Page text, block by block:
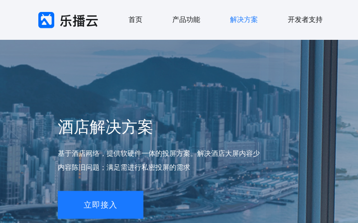
首页 产品功能 解决方案 开发者支持
酒店解决方案
基于酒店网络，提供软硬件一体的投屏方案。解决酒店大屏内容少
内容陈旧问题；满足需进行私密投屏的需求
立即接入